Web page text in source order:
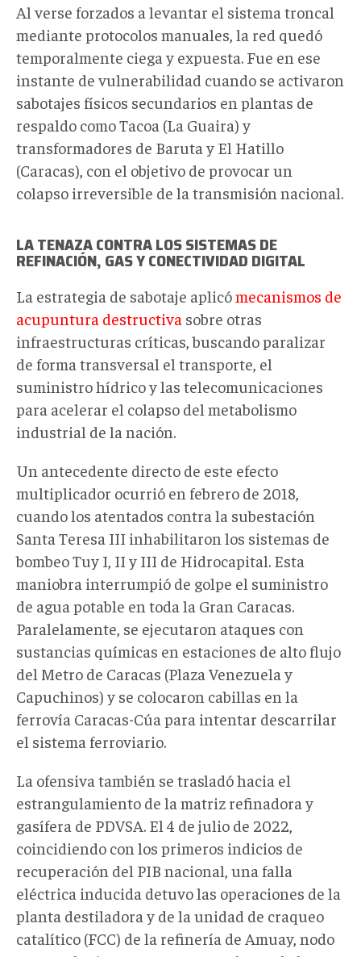
Al verse forzados a levantar el sistema troncal
mediante protocolos manuales, la red quedó
temporalmente ciega y expuesta. Fue en ese
instante de vulnerabilidad cuando se activaron
sabotajes físicos secundarios en plantas de
respaldo como Tacoa (La Guaira) y
transformadores de Baruta y El Hatillo
(Caracas), con el objetivo de provocar un
colapso irreversible de la transmisión nacional.
LA TENAZA CONTRA LOS SISTEMAS DE
REFINACIÓN, GAS Y CONECTIVIDAD DIGITAL
La estrategia de sabotaje aplicómecanismos de
acupuntura destructiva sobre otras
infraestructuras críticas, buscando paralizar
de forma transversal el transporte, el
suministro hídrico y las telecomunicaciones
para acelerar el colapso del metabolismo
industrial de la nación.
Un antecedente directo de este efecto
multiplicador ocurrió en febrero de 2018,
cuando los atentados contra la subestación
Santa Teresa III inhabilitaron los sistemas de
bombeo Tuy I, II y III de Hidrocapital. Esta
maniobra interrumpió de golpe el suministro
de agua potable en toda la Gran Caracas.
Paralelamente, se ejecutaron ataques con
sustancias químicas en estaciones de alto flujo
del Metro de Caracas (Plaza Venezuela y
Capuchinos) y se colocaron cabillas en la
ferrovía Caracas-Cúa para intentar descarrilar
el sistema ferroviario.
La ofensiva también se trasladó hacia el
estrangulamiento de la matriz refinadora y
gasífera de PDVSA. El 4 de julio de 2022,
coincidiendo con los primeros indicios de
recuperación del PIB nacional, una falla
eléctrica inducida detuvo las operaciones de la
planta destiladora y de la unidad de craqueo
catalítico (FCC) de la refinería de Amuay, nodo